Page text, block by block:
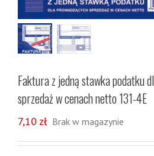
Faktura z jedną stawka podatku
sprzedaż w cenach netto 131-4E
7,10 zł Brak w magazynie